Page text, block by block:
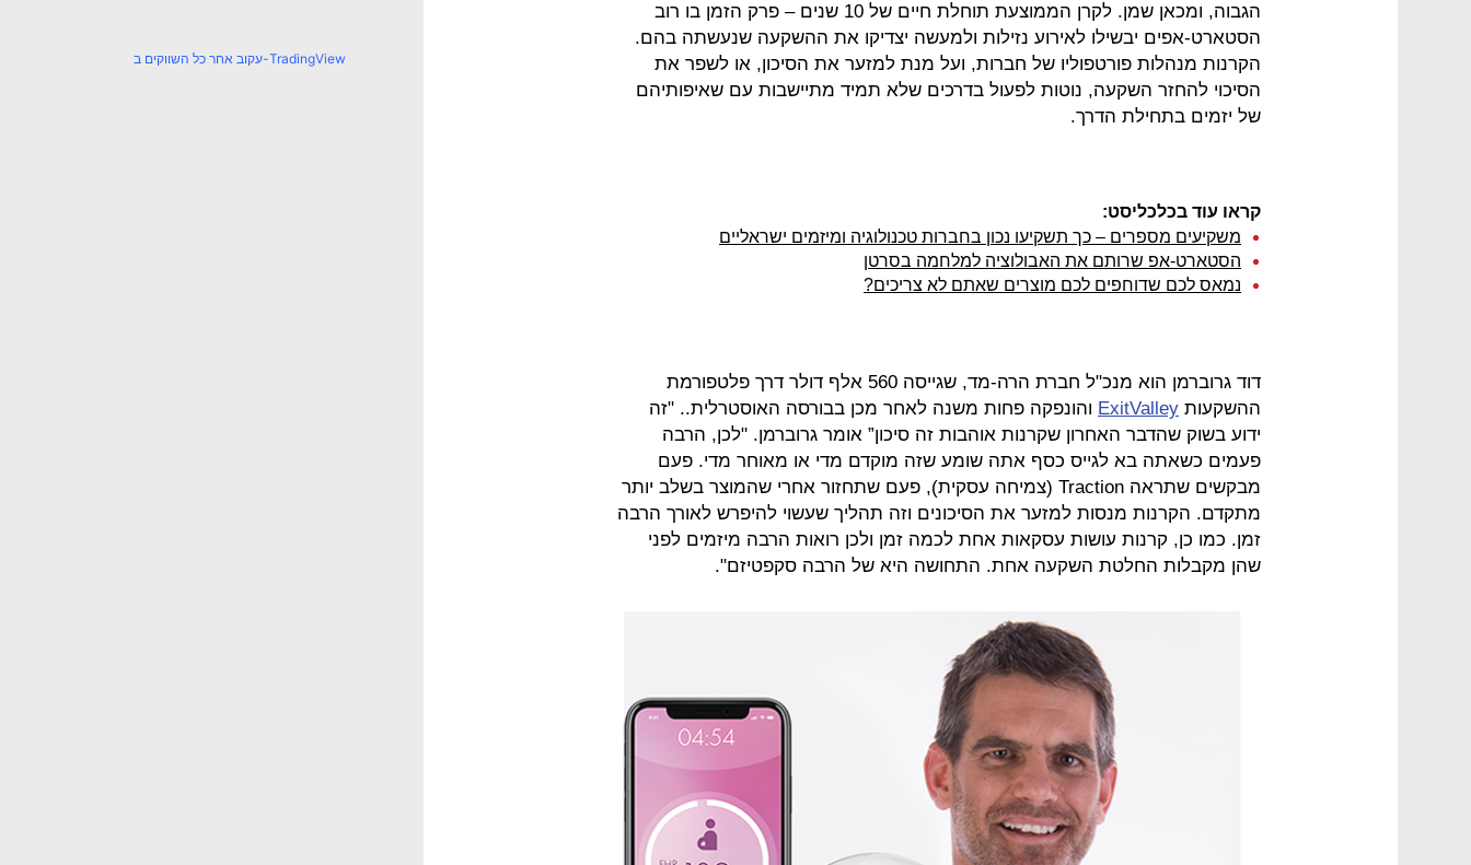
הגבוה, ומכאן שמן. לקרן הממוצעת תוחלת חיים של 10 שנים – פרק הזמן בו רוב
הסטארט-אפים יבשילו לאירוע נזילות ולמעשה יצדיקו את ההשקעה שנעשתה בהם.
הקרנות מנהלות פורטפוליו של חברות, ועל מנת למזער את הסיכון, או לשפר את
הסיכוי להחזר השקעה, נוטות לפעול בדרכים שלא תמיד מתיישבות עם שאיפותיהם
של יזמים בתחילת הדרך.
קראו עוד בכלכליסט:
משקיעים מספרים – כך תשקיעו נכון בחברות טכנולוגיה ומיזמים ישראליים
הסטארט-אפ שרותם את האבולוציה למלחמה בסרטן
נמאס לכם שדוחפים לכם מוצרים שאתם לא צריכים?
דוד גרוברמן הוא מנכ"ל חברת הרה-מד, שגייסה 560 אלף דולר דרך פלטפורמת
ההשקעות ExitValley והונפקה פחות משנה לאחר מכן בבורסה האוסטרלית.. "זה
ידוע בשוק שהדבר האחרון שקרנות אוהבות זה סיכון” אומר גרוברמן. "לכן, הרבה
פעמים כשאתה בא לגייס כסף אתה שומע שזה מוקדם מדי או מאוחר מדי. פעם
מבקשים שתראה Traction (צמיחה עסקית), פעם שתחזור אחרי שהמוצר בשלב יותר
מתקדם. הקרנות מנסות למזער את הסיכונים וזה תהליך שעשוי להיפרש לאורך הרבה
זמן. כמו כן, קרנות עושות עסקאות אחת לכמה זמן ולכן רואות הרבה מיזמים לפני
שהן מקבלות החלטת השקעה אחת. התחושה היא של הרבה סקפטיזם".
עקוב אחר כל השווקים ב-TradingView